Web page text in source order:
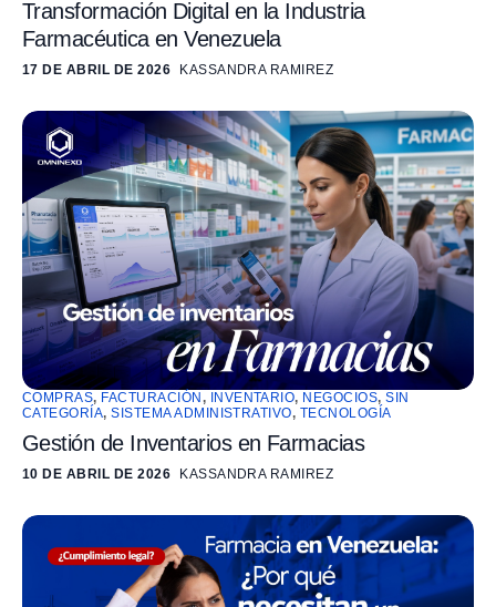
Transformación Digital en la Industria
Farmacéutica en Venezuela
17 DE ABRIL DE 2026 KASSANDRA RAMIREZ
COMPRAS, FACTURACIÓN, INVENTARIO, NEGOCIOS,SIN
CATEGORÍA,SISTEMA ADMINISTRATIVO, TECNOLOGÍA
Gestión de Inventarios en Farmacias
10 DE ABRIL DE 2026 KASSANDRA RAMIREZ